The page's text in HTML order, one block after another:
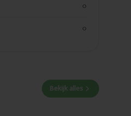
0
0
Bekijk alles